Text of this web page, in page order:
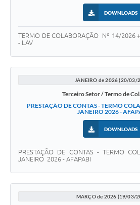
DOWNLOADS
TERMO DE COLABORAÇÃO Nº 14/2026
- LAV
JANEIRO de 2026 (20/03/
Terceiro Setor / Termo de
PRESTAÇÃO DE CONTAS - TERMO
JANEIRO 2026 -
DOWNLOADS
PRESTAÇÃO DE CONTAS - TERMO
JANEIRO 2026 - AFAPABI
MARÇO de 2026 (19/03/